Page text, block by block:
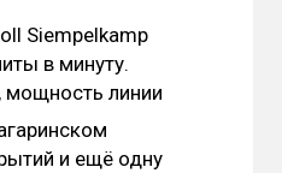
Siempelkamp
в минуту.
мощность линии
и ещё одну